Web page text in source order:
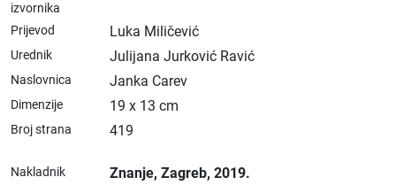
izvornika
Prijevod Luka Miličević
Urednik Julijana Jurković Ravić
Naslovnica Janka Carev
Dimenzije 19 x 13 cm
Broj strana 419
Nakladnik Znanje, Zagreb, 2019.